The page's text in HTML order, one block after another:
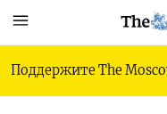
Поддержите The